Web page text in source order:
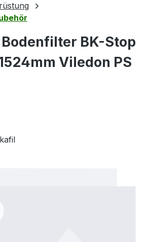
BK-Stop
Viledon PS